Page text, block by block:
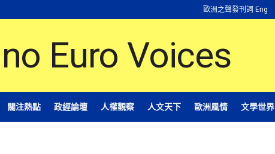
歐洲之聲發刊詞 Eng
關注熱點 政經論壇 人權觀察 人文天下 歐洲風情 文學世界